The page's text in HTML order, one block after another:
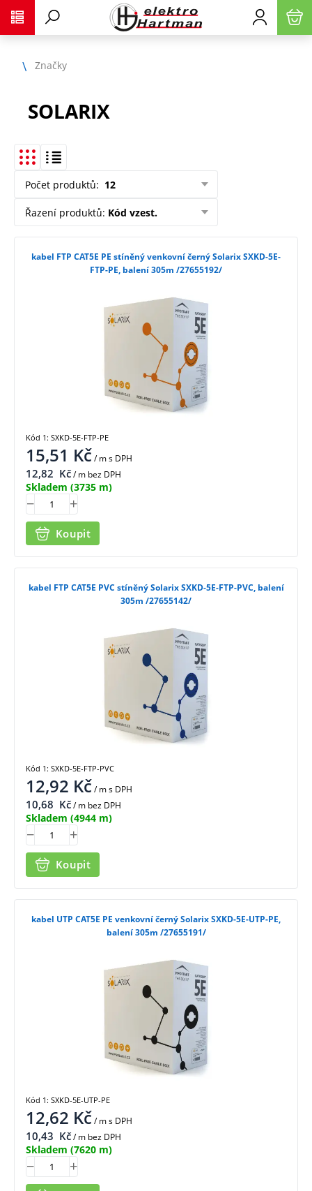
Značky
SOLARIX
Počet produktů: 12
Řazení produktů: Kód vzest.
kabel FTP CAT5E PE stíněný venkovní černý Solarix SXKD-5E-
FTP-PE, balení 305m /27655192/
15,51 Kč/ ms DPH
12,82 Kč/ m bez DPH
Skladem (3735 m)
Koupit
Kód 1: SXKD-5E-FTP-PE
kabel FTP CAT5E PVC stíněný Solarix SXKD-5E-FTP-PVC, balení
305m /27655142/
12,92 Kč/ ms DPH
10,68 Kč/ m bez DPH
Skladem (4944 m)
Koupit
Kód 1: SXKD-5E-FTP-PVC
kabel UTP CAT5E PE venkovní černý Solarix SXKD-5E-UTP-PE,
balení 305m /27655191/
12,62 Kč/ ms DPH
10,43 Kč/ m bez DPH
Skladem (7620 m)
Kód 1: SXKD-5E-UTP-PE